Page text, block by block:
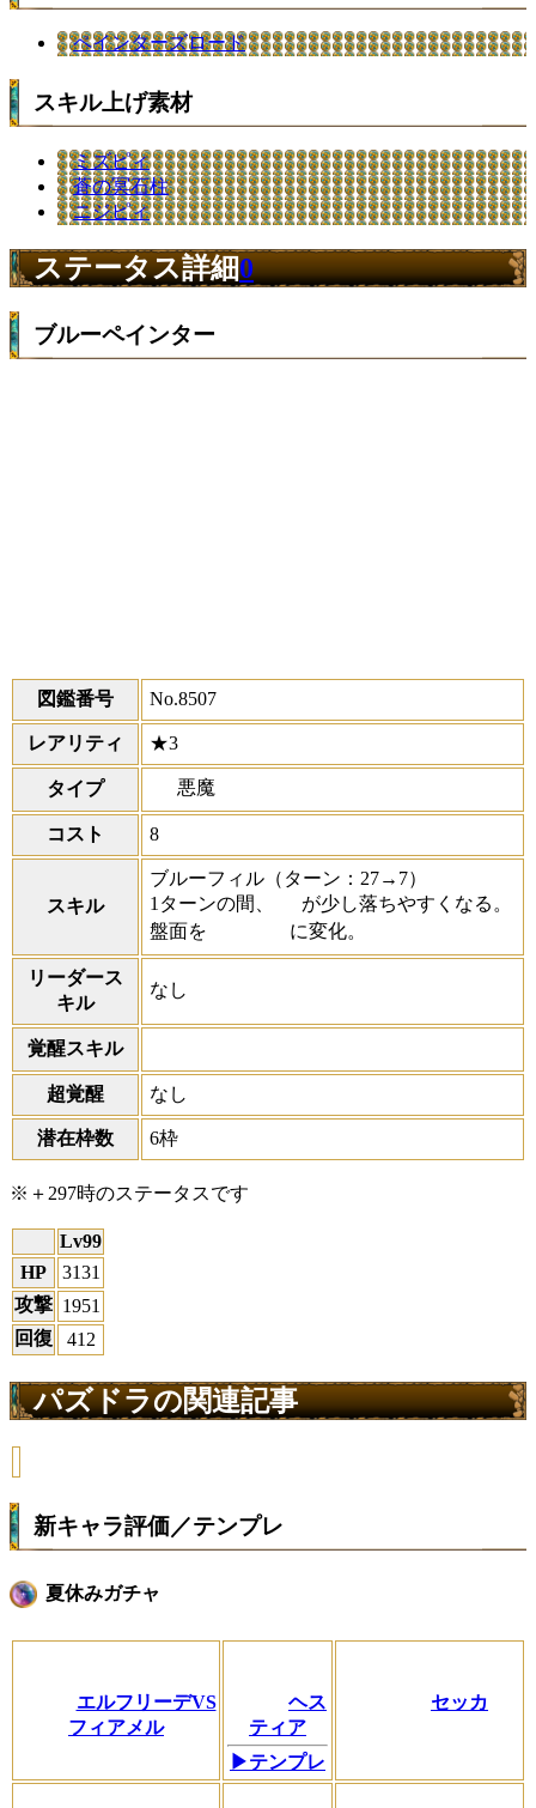
ペインターズロード
スキル上げ素材
ミズピィ
蒼の冥石柱
ニジピィ
ステータス詳細0
ブルーペインター
図鑑番号 No.8507
レアリティ ★3
タイプ 悪魔
コスト 8
スキル
ブルーフィル （ターン：27→7）
1ターンの間、
が少し落ちやすくなる。
盤面を
に変化。
リーダース
キル
なし
覚醒スキル
超覚醒 なし
潜在枠数 6枠
※＋297時のステータスです
Lv99
HP
3131
攻撃 1951
回復
412
パズドラの関連記事
新キャラ評価／テンプレ
夏休みガチャ
エルフリーデVS
フィアメル
ヘス
ティア
▶テンプレ
セッカ